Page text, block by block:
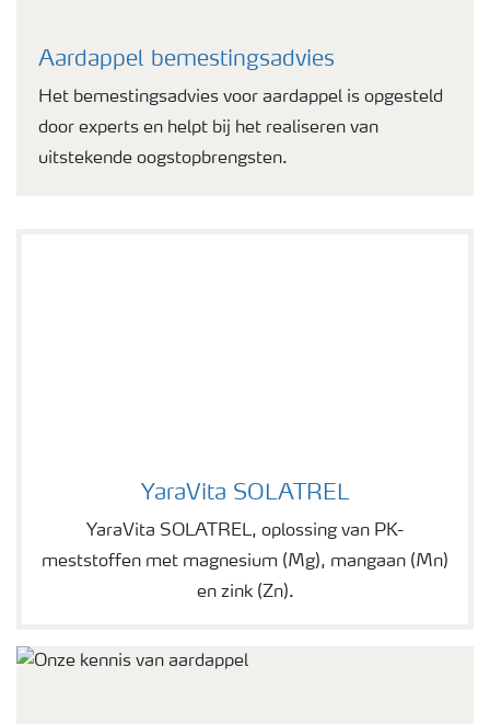
Aardappel bemestingsadvies
Het bemestingsadvies voor aardappel is opgesteld
door experts en helpt bij het realiseren van
uitstekende oogstopbrengsten.
YaraVita SOLATREL
YaraVita SOLATREL, oplossing van PK-
meststoffen met magnesium (Mg), mangaan (Mn)
en zink (Zn).